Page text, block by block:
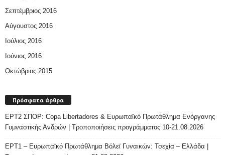
Σεπτέμβριος 2016
Αύγουστος 2016
Ιούλιος 2016
Ιούνιος 2016
Οκτώβριος 2015
Πρόσφατα άρθρα
ΕΡΤ2 ΣΠΟΡ: Copa Libertadores & Ευρωπαϊκό Πρωτάθλημα Ενόργανης
Γυμναστικής Ανδρών | Τροποποιήσεις προγράμματος 10-21.08.2026
ΕΡΤ1 – Ευρωπαϊκό Πρωτάθλημα Βόλεϊ Γυναικών: Τσεχία – Ελλάδα |